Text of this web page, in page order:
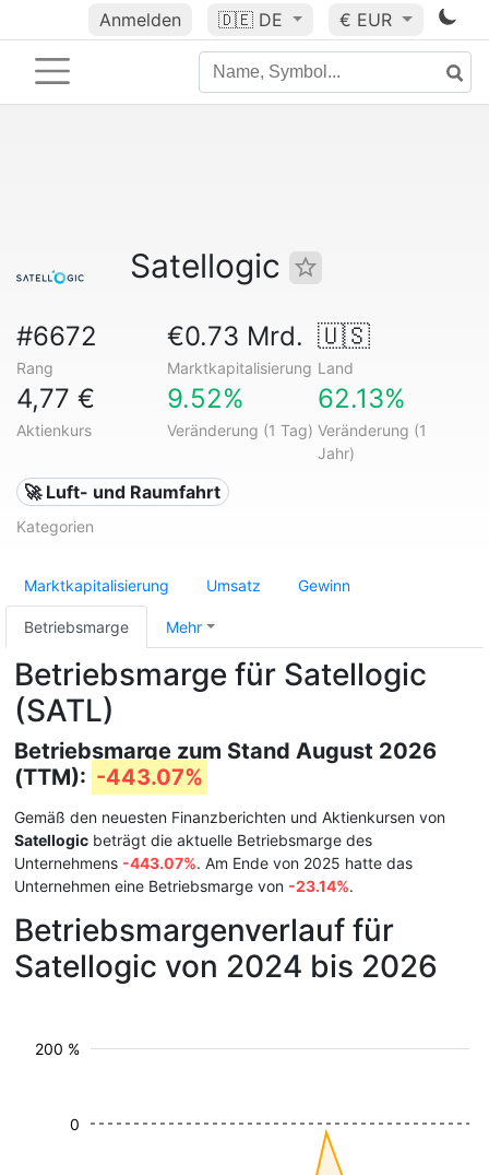
Anmelden 🇩🇪 DE € EUR
Satellogic
#6672
Rang
€0.73 Mrd.
Marktkapitalisierung
🇺🇸
Land
4,77 €
Aktienkurs
9.52%
Veränderung (1 Tag)
62.13%
Veränderung (1
Jahr)
🚀 Luft- und Raumfahrt
Kategorien
Marktkapitalisierung Umsatz Gewinn
Betriebsmarge Mehr
Betriebsmarge für Satellogic
(SATL)
Betriebsmarge zum Stand August 2026
(TTM): -443.07%
Gemäß den neuesten Finanzberichten und Aktienkursen von
Satellogic beträgt die aktuelle Betriebsmarge des
Unternehmens -443.07%. Am Ende von 2025 hatte das
Unternehmen eine Betriebsmarge von -23.14%.
Betriebsmargenverlauf für
Satellogic von 2024 bis 2026
200 %
0